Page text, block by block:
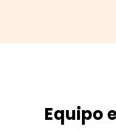
Equipo